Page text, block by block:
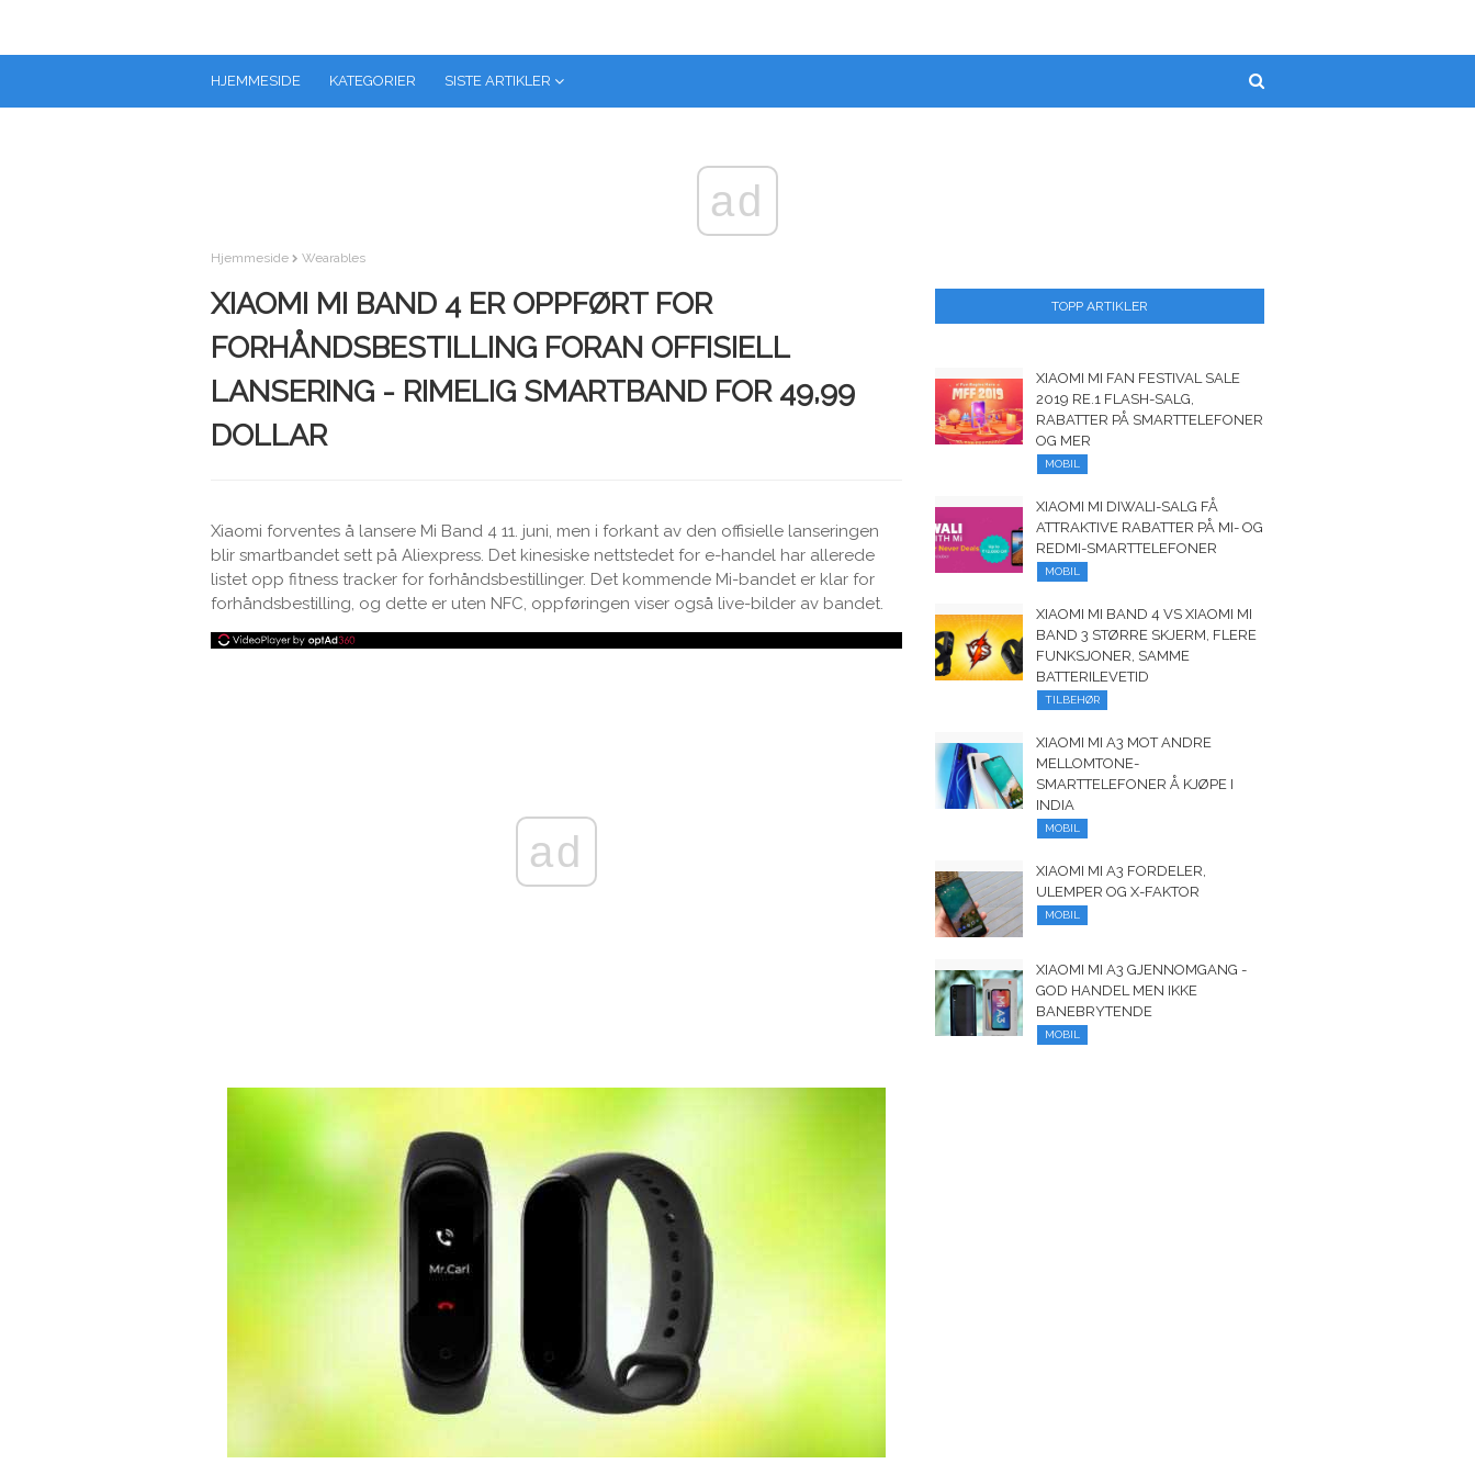
HJEMMESIDE KATEGORIER SISTE ARTIKLER
ad
Hjemmeside Wearables
XIAOMI MI BAND 4 ER OPPFØRT FOR
FORHÅNDSBESTILLING FORAN OFFISIELL
LANSERING - RIMELIG SMARTBAND FOR 49,99
DOLLAR
Xiaomi forventes å lansere Mi Band 4 11. juni, men i forkant av den offisielle lanseringen
blir smartbandet sett på Aliexpress. Det kinesiske nettstedet for e-handel har allerede
listet opp fitness tracker for forhåndsbestillinger. Det kommende Mi-bandet er klar for
forhåndsbestilling, og dette er uten NFC, oppføringen viser også live-bilder av bandet.
ad
TOPP ARTIKLER
XIAOMI MI FAN FESTIVAL SALE
2019 RE.1 FLASH-SALG,
RABATTER PÅ SMARTTELEFONER
OG MER
MOBIL
XIAOMI MI DIWALI-SALG FÅ
ATTRAKTIVE RABATTER PÅ MI- OG
REDMI-SMARTTELEFONER
MOBIL
XIAOMI MI BAND 4 VS XIAOMI MI
BAND 3 STØRRE SKJERM, FLERE
FUNKSJONER, SAMME
BATTERILEVETID
TILBEHØR
XIAOMI MI A3 MOT ANDRE
MELLOMTONE-
SMARTTELEFONER Å KJØPE I
INDIA
MOBIL
XIAOMI MI A3 FORDELER,
ULEMPER OG X-FAKTOR
MOBIL
XIAOMI MI A3 GJENNOMGANG -
GOD HANDEL MEN IKKE
BANEBRYTENDE
MOBIL